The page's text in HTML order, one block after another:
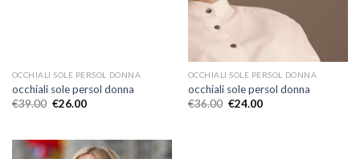
OCCHIALI SOLE PERSOL DONNA
occhiali sole persol donna
€39.00 €26.00
OCCHIALI SOLE PERSOL DONNA
occhiali sole persol donna
€36.00 €24.00